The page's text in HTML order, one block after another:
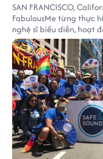
SAN FRANCISCO,
FabulousMe từng thực
nghệ sĩ biểu diễn, hoạt
2019 mang một bối
chức phi lợi nhuận tại
lĩnh vực phòng ngừa
và xây dựng môi